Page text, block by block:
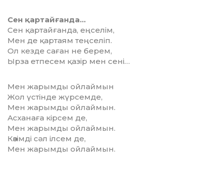
Сен қартайғанда…
Сен қартайғанда, еңселім,
Мен де қартаям теңселіп.
Ол кезде саған не берем,
Ырза етпесем қазір мен сені…
Мен жарымды ойлаймын
Жол үстінде жүрсемде,
Мен жарымды ойлаймын.
Асханаға кірсем де,
Мен жарымды ойлаймын.
Көзімді сәл ілсем де,
Мен жарымды ойлаймын.